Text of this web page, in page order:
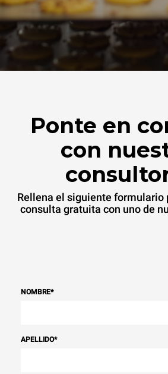
Ponte en
con
Rellena el siguiente formulario
consulta gratuita con uno de
NOMBRE*
APELLIDO*